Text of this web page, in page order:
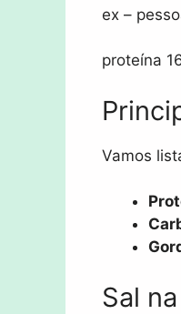
ex –
proteína
Vamos
Sal